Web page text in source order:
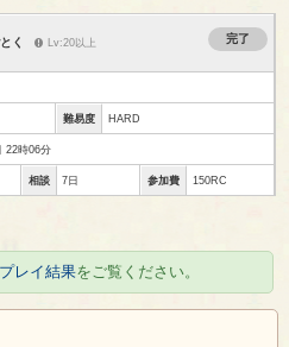
く Lv:20以上 完了
難易度 HARD
22時06分
相談 7日 参加費 150RC
レイ結果をご覧ください。